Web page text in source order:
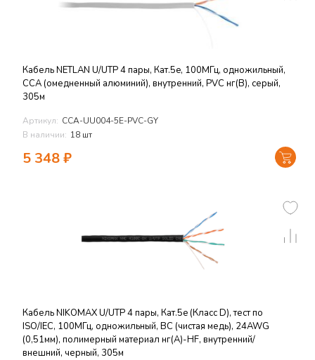
Кабель NETLAN U/UTP 4 пары, Кат.5e, 100МГц, одножильный,
CCA (омедненный алюминий), внутренний, PVC нг(B), серый,
305м
Артикул: CCA-UU004-5E-PVC-GY
В наличии: 18 шт
5 348₽
Кабель NIKOMAX U/UTP 4 пары, Кат.5e (Класс D), тест по
ISO/IEC, 100МГц, одножильный, BC (чистая медь), 24AWG
(0,51мм), полимерный материал нг(А)-HF, внутренний/
внешний, черный, 305м